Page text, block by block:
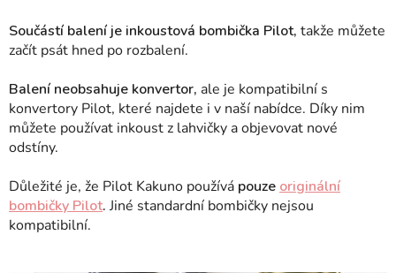
Součástí balení je inkoustová bombička Pilot, takže můžete
začít psát hned po rozbalení.
Balení neobsahuje konvertor, ale je kompatibilní s
konvertory Pilot, které najdete i v naší nabídce. Díky nim
můžete používat inkoust z lahvičky a objevovat nové
odstíny.
Důležité je, že Pilot Kakuno používá pouze originální
bombičky Pilot. Jiné standardní bombičky nejsou
kompatibilní.